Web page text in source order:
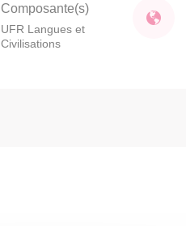
Composante(s)
UFR Langues et
Civilisations